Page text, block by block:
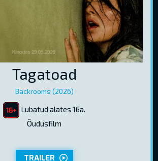
KINKEKAARDID
Tagatoad
Backrooms (2026)
Lubatud alates 16a.
Õudusfilm
TRAILER